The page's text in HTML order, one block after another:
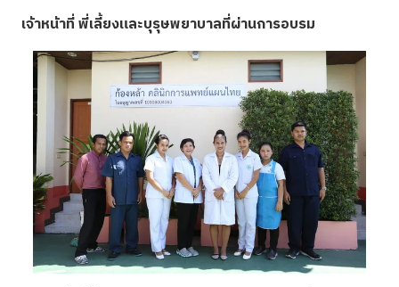
เจ้าหน้าที่ พี่เลี้ยงและบุรุษพยาบาลที่ผ่านการอบรม